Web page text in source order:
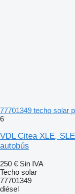
77701349 techo solar
6
VDL Citea XLE,
autobús
250 € Sin IVA
Techo solar
77701349
diésel